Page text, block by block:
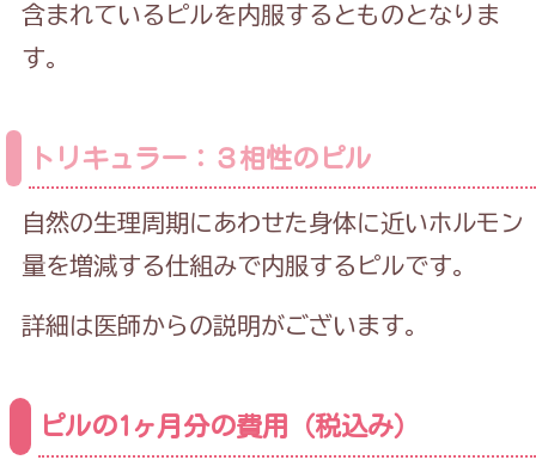
含まれているピルを内服するとものとなりま
す。
トリキュラー：３相性のピル
自然の生理周期にあわせた身体に近いホルモン
量を増減する仕組みで内服するピルです。
詳細は医師からの説明がございます。
ピルの1ヶ月分の費用（税込み）